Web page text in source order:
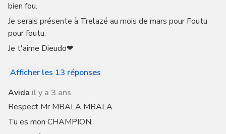
bien fou.
Je serais présente à Trelazé au mois de mars pour Foutu
pour foutu.
Je t'aime Dieudo❤
Afficher les 13 réponses
Avida il y a 3 ans
Respect Mr MBALA MBALA.
Tu es mon CHAMPION.